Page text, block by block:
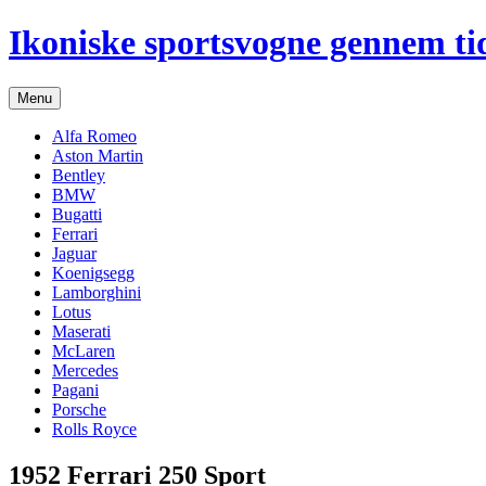
Hop
til
Ikoniske sportsvogne gennem
Menu
Alfa Romeo
Aston Martin
Bentley
BMW
Bugatti
Ferrari
Jaguar
Koenigsegg
Lamborghini
Lotus
Maserati
McLaren
Mercedes
Pagani
Porsche
Rolls Royce
1952 Ferrari 250 Sport